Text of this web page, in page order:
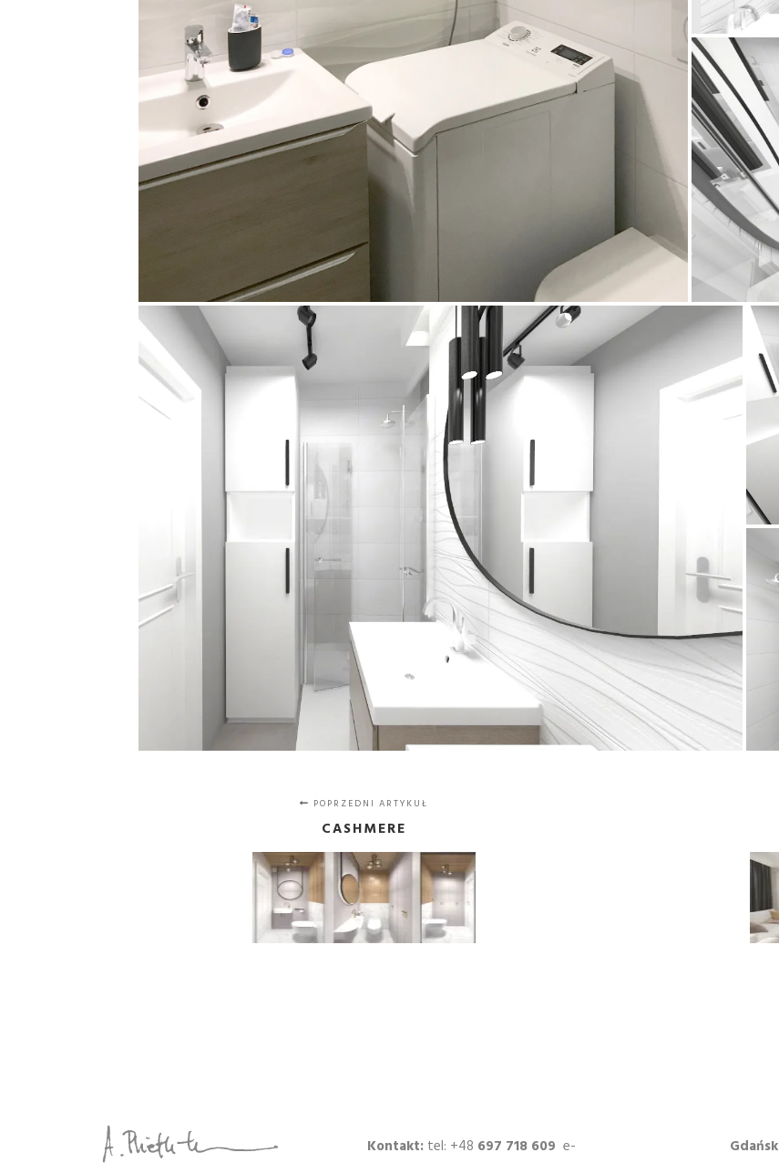
POPRZEDNI ARTYKUŁ
CASHMERE
Kontakt: tel: +48 697 718 609 e-
Gdańsk